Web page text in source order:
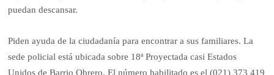
puedan descansar.
Piden ayuda de la ciudadanía para encontrar a sus familiares. La
sede policial está ubicada sobre 18ª Proyectada casi Estados
Unidos de Barrio Obrero. El número habilitado es el (021) 373 419